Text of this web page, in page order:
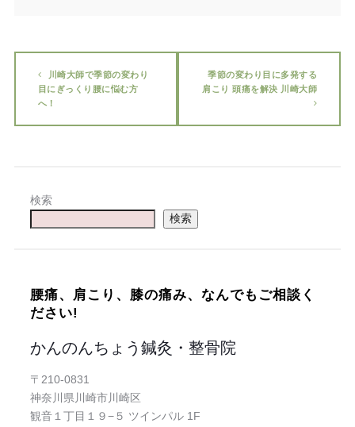
川崎大師で季節の変わり
目にぎっくり腰に悩む方
へ！
季節の変わり目に多発する
肩こり 頭痛を解決 川崎大師
検索
検索
腰痛、肩こり、膝の痛み、なんでもご相談く
ださい!
かんのんちょう鍼灸・整骨院
〒210-0831
神奈川県川崎市川崎区
観音１丁目１９−５ ツインパル 1F